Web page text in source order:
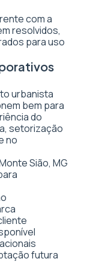
com a
resolvidos,
para uso
urbanista
bem para
do
setorização
no
Sião, MG
futura